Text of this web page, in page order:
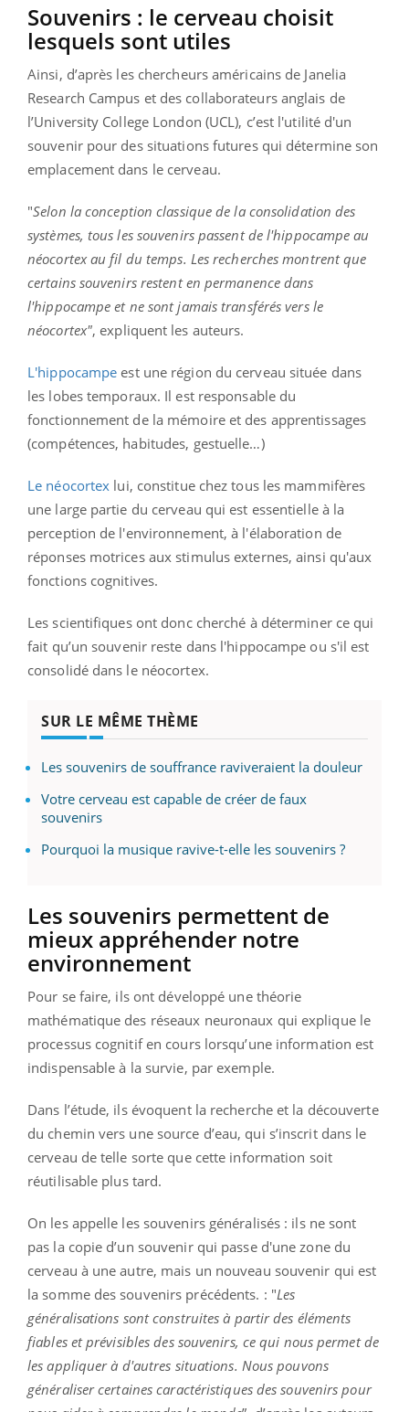
Souvenirs : le cerveau choisit
lesquels sont utiles
Ainsi, d’après les chercheurs américains de Janelia
Research Campus et des collaborateurs anglais de
l’University College London (UCL), c’est l'utilité d'un
souvenir pour des situations futures qui détermine son
emplacement dans le cerveau.
"Selon la conception classique de la consolidation des
systèmes, tous les souvenirs passent de l'hippocampe au
néocortex au fil du temps. Les recherches montrent que
certains souvenirs restent en permanence dans
l'hippocampe et ne sont jamais transférés vers le
néocortex", expliquent les auteurs.
L'hippocampe est une région du cerveau située dans
les lobes temporaux. Il est responsable du
fonctionnement de la mémoire et des apprentissages
(compétences, habitudes, gestuelle…)
Le néocortex lui, constitue chez tous les mammifères
une large partie du cerveau qui est essentielle à la
perception de l'environnement, à l'élaboration de
réponses motrices aux stimulus externes, ainsi qu'aux
fonctions cognitives.
Les scientifiques ont donc cherché à déterminer ce qui
fait qu’un souvenir reste dans l'hippocampe ou s'il est
consolidé dans le néocortex.
SUR LE MÊME THÈME
Les souvenirs de souffrance raviveraient la douleur
Votre cerveau est capable de créer de faux
souvenirs
Pourquoi la musique ravive-t-elle les souvenirs ?
Les souvenirs permettent de
mieux appréhender notre
environnement
Pour se faire, ils ont développé une théorie
mathématique des réseaux neuronaux qui explique le
processus cognitif en cours lorsqu’une information est
indispensable à la survie, par exemple.
Dans l’étude, ils évoquent la recherche et la découverte
du chemin vers une source d’eau, qui s’inscrit dans le
cerveau de telle sorte que cette information soit
réutilisable plus tard.
On les appelle les souvenirs généralisés : ils ne sont
pas la copie d’un souvenir qui passe d'une zone du
cerveau à une autre, mais un nouveau souvenir qui est
la somme des souvenirs précédents. : "Les
généralisations sont construites à partir des éléments
fiables et prévisibles des souvenirs, ce qui nous permet de
les appliquer à d'autres situations. Nous pouvons
généraliser certaines caractéristiques des souvenirs pour